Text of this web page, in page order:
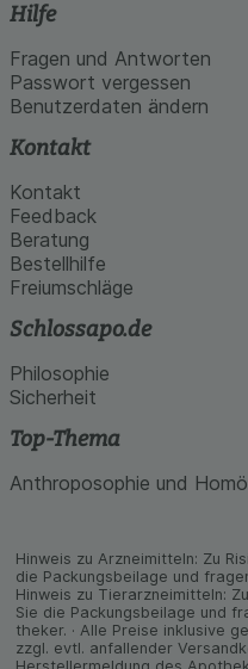
Hilfe
Fragen und Antworten
Passwort vergessen
Benutzerdaten ändern
Kontakt
Kontakt
Feedback
Beratung
Bestellhilfe
Freiumschläge
Schlossapo.de
Philosophie
Sicherheit
Top-Thema
Anthroposophie und
Hinweis zu Arzneimitteln: Zu
die Packungs­beilage und
Hinweis zu Tier­arz­nei­mitteln:
Sie die Packungs­beilage und
theker. · Alle Preise inklusive
zzgl. evtl. anfallender